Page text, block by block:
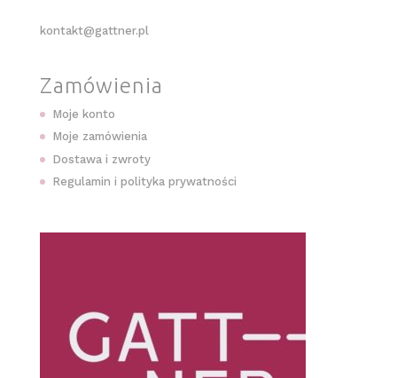
kontakt@gattner.pl
Zamówienia
Moje konto
Moje zamówienia
Dostawa i zwroty
Regulamin i polityka prywatności